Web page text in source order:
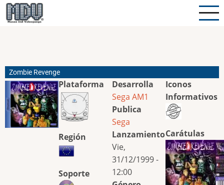
Pasar
al
Zombie Revenge
Plataforma
Región
Soporte
Desarrolla
Sega AM1
Publica
Sega
Lanzamiento
Vie,
31/12/1999 -
12:00
Iconos
Informativos
Carátulas